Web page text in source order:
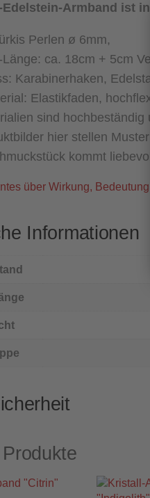
Armband ist
Perlen ø 6mm,
ca. 18cm + 5cm
Karabinerhaken,
Elastikfaden,
sind hochbeständig
hier stellen
kommt
über Wirkung,
Informationen